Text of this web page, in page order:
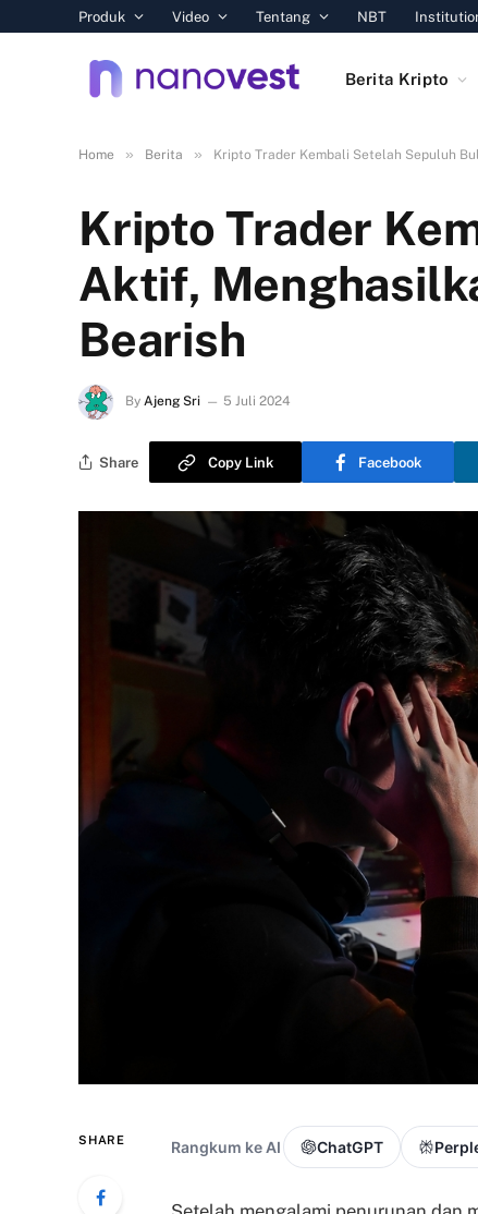
Produk Video Tentang NBT
Berita Kripto
Home » Berita » Kripto Trader Kembali Setelah Sepuluh
Kripto Trader
Aktif,
Bearish
By Ajeng Sri 5 Juli 2024
Share Copy Link Facebook
SHARE Rangkum ke AI ChatGPT